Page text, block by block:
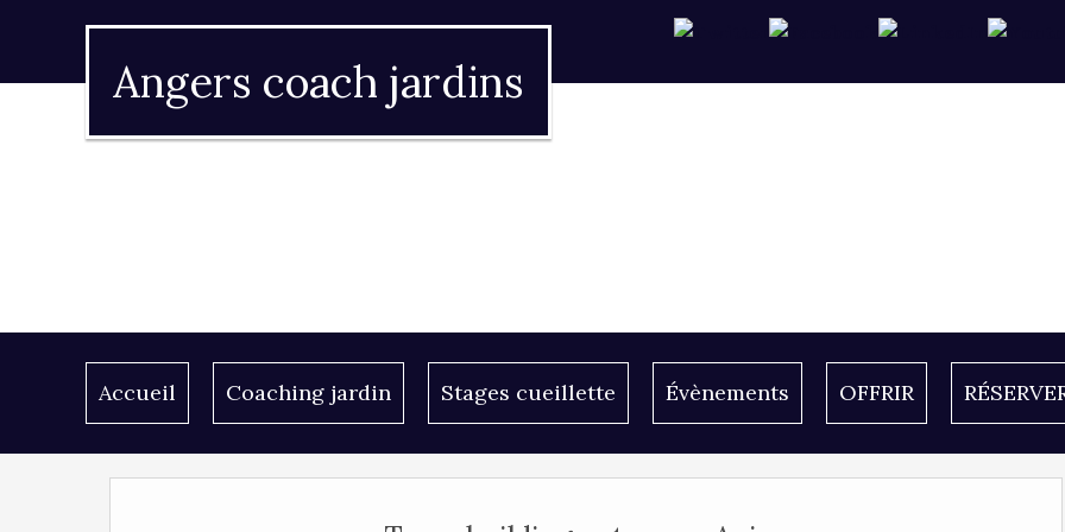
Angers coach jardins
Accueil Coaching jardin Stages cueillette Évènements OFFRIR